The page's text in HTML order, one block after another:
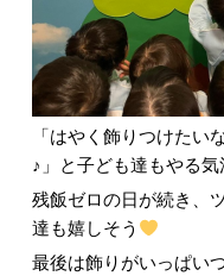
「はやく飾りつけたい
♪」と子ども達もやる気
残飯ゼロの日が続き、
達も嬉しそう
最後は飾りがいっぱい